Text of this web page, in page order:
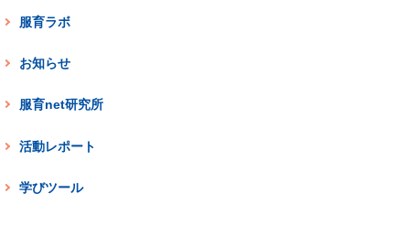
服育ラボ
お知らせ
服育net研究所
活動レポート
学びツール